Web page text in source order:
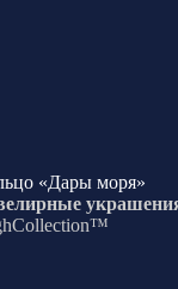
«Дары моря»